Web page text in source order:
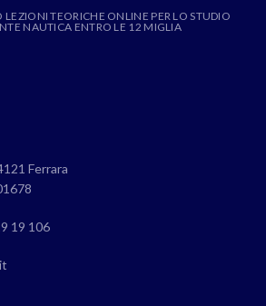
LEZIONI TEORICHE ONLINE PER LO STUDIO
NAUTICA ENTRO LE 12 MIGLIA
Ferrara
19 106